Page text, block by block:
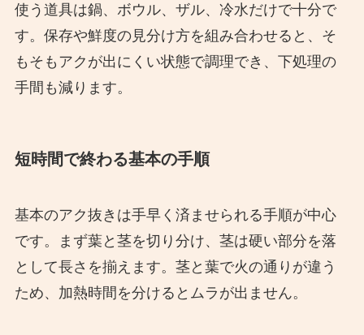
使う道具は鍋、ボウル、ザル、冷水だけで十分で
す。保存や鮮度の見分け方を組み合わせると、そ
もそもアクが出にくい状態で調理でき、下処理の
手間も減ります。
短時間で終わる基本の手順
基本のアク抜きは手早く済ませられる手順が中心
です。まず葉と茎を切り分け、茎は硬い部分を落
として長さを揃えます。茎と葉で火の通りが違う
ため、加熱時間を分けるとムラが出ません。